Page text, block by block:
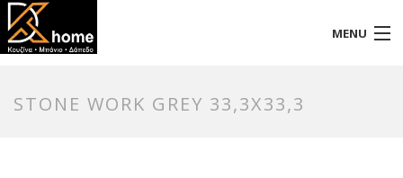
MENU
STONE WORK GREY 33,3X33,3